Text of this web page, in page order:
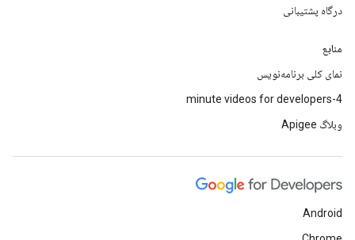
درگاه پشتیبانی
منابع
نمای کلی برنامه‌نویس
4-minute videos for developers
وبلاگ Apigee
Android